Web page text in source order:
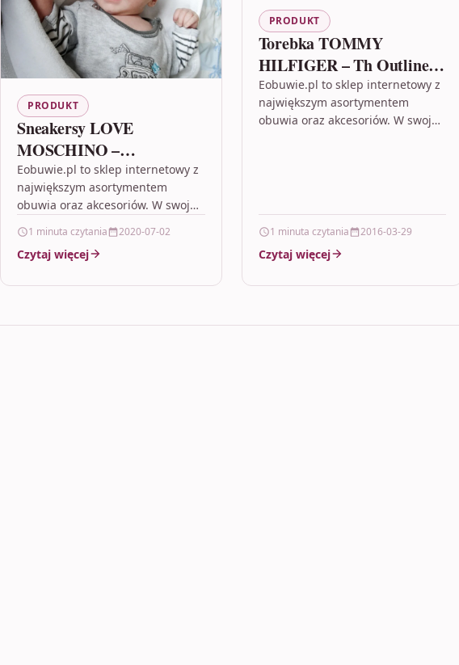
PRODUKT
Sneakersy LOVE
MOSCHINO –
JA15322G1EIN200A Nero
Eobuwie.pl to sklep internetowy z
największym asortymentem
obuwia oraz akcesoriów. W swojej
modeli od prawie 500 marek.
Gwarantuje bezpłatną…
1 minuta czytania 2020-07-02
Czytaj więcej
PRODUKT
Torebka TOMMY
HILFIGER – Th Outline
Lrg Flap Wallet
AW0AW12399 BDS
Eobuwie.pl to sklep internetowy z
największym asortymentem
obuwia oraz akcesoriów. W swojej
1 minuta czytania 2016-03-29
Czytaj więcej